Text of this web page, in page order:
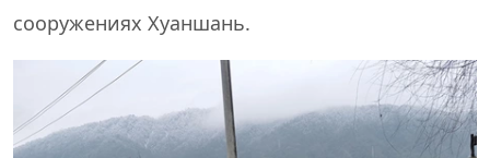
сооружениях Хуаншань.